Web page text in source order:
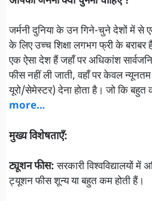
जर्मनी दुनिया के उन गिने-चुने देशों में से
के लिए उच्च शिक्षा लगभग फ्री के बराबर
एक ऐसा देश हैं जहाँ पर अधिकांश
फीस नहीं ली जाती, वहाँ पर केवल
यूरो/सेमेस्टर) देना होता है। जो कि बहुत
more…
मुख्य विशेषताएँ:
ट्यूशन फीस:सरकारी विश्वविद्यालयों
ट्यूशन फीस शून्य या बहुत कम होती हैं।